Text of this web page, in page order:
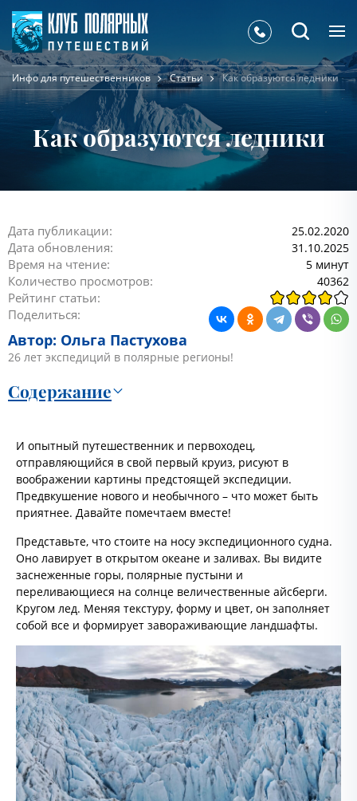
Инфо для путешественников Статьи Как образуются ледники
Как образуются ледники
Автор: Ольга Пастухова
26 лет экспедиций в полярные регионы!
Содержание
Дата публикации: 25.02.2020
Дата обновления: 31.10.2025
Время на чтение: 5 минут
Количество просмотров: 40362
Рейтинг статьи:
Поделиться:
И опытный путешественник и первоходец,
отправляющийся в свой первый круиз, рисуют в
воображении картины предстоящей экспедиции.
Предвкушение нового и необычного – что может быть
приятнее. Давайте помечтаем вместе!
Представьте, что стоите на носу экспедиционного судна.
Оно лавирует в открытом океане и заливах. Вы видите
заснеженные горы, полярные пустыни и
переливающиеся на солнце величественные айсберги.
Кругом лед. Меняя текстуру, форму и цвет, он заполняет
собой все и формирует завораживающие ландшафты.